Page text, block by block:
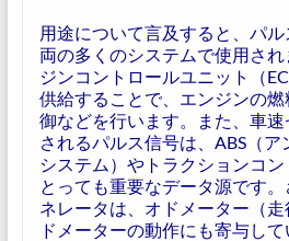
用途について言及すると、パ
両の多くのシステムで使用さ
ジンコントロールユニット（
供給することで、エンジンの
御などを行います。また、車
されるパルス信号は、ABS（
システム）やトラクションコ
とっても重要なデータ源です
ネレータは、オドメーター（
ドメーターの動作にも寄与して